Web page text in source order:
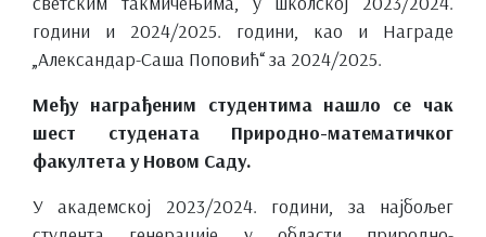
години и 2024/2025. години, као и Награде
„Александар-Саша Поповић“ за 2024/2025.
Међу награђеним студентима нашло се чак
шест студената Природно-математичког
факултета у Новом Саду.
У академској 2023/2024. години, за најбољег